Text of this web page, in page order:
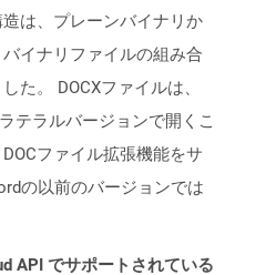
は、プレーンバイナリか
イナリファイルの組み合
た。 DOCXファイルは、
テラルバージョンで開くこ
ファイル拡張機能をサ
の以前のバージョンでは
API でサポートされている